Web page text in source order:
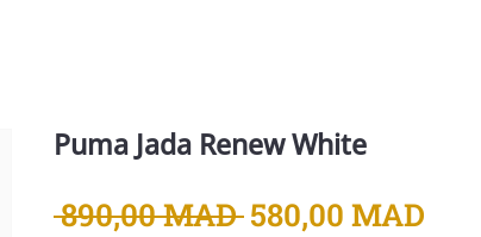
Puma Jada Renew White
890,00 MAD Prix
580,00 MAD